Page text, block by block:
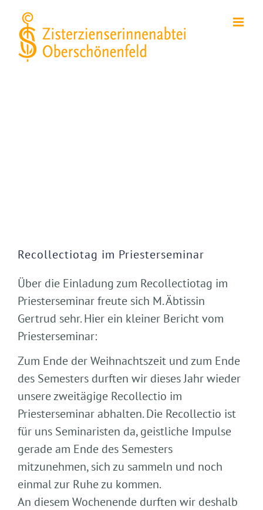
Inhalt
springen
Recollectiotag im Priesterseminar
Über die Einladung zum Recollectiotag im
Priesterseminar freute sich M. Äbtissin
Gertrud sehr. Hier ein kleiner Bericht vom
Priesterseminar:
Zum Ende der Weihnachtszeit und zum Ende
des Semesters durften wir dieses Jahr wieder
unsere zweitägige Recollectio im
Priesterseminar abhalten. Die Recollectio ist
für uns Seminaristen da, geistliche Impulse
gerade am Ende des Semesters
mitzunehmen, sich zu sammeln und noch
einmal zur Ruhe zu kommen.
An diesem Wochenende durften wir deshalb